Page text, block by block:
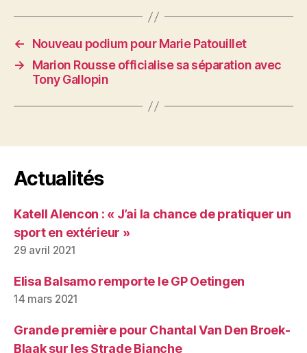
←
Nouveau podium pour Marie Patouillet
→
Marion Rousse officialise sa séparation avec
Tony Gallopin
Actualités
Katell Alencon : « J’ai la chance de pratiquer un
sport en extérieur »
29 avril 2021
Elisa Balsamo remporte le GP Oetingen
14 mars 2021
Grande première pour Chantal Van Den Broek-
Blaak sur les Strade Bianche